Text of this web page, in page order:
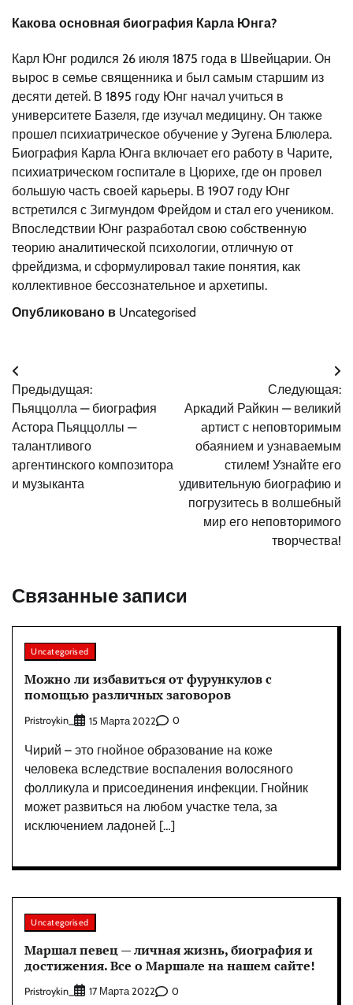
Какова основная биография Карла Юнга?
Карл Юнг родился 26 июля 1875 года в Швейцарии. Он
вырос в семье священника и был самым старшим из
десяти детей. В 1895 году Юнг начал учиться в
университете Базеля, где изучал медицину. Он также
прошел психиатрическое обучение у Эугена Блюлера.
Биография Карла Юнга включает его работу в Чарите,
психиатрическом госпитале в Цюрихе, где он провел
большую часть своей карьеры. В 1907 году Юнг
встретился с Зигмундом Фрейдом и стал его учеником.
Впоследствии Юнг разработал свою собственную
теорию аналитической психологии, отличную от
фрейдизма, и сформулировал такие понятия, как
коллективное бессознательное и архетипы.
Опубликовано в Uncategorised
Навигация
по
записям
Предыдущая:
Пьяццолла — биография
Астора Пьяццоллы —
талантливого
аргентинского композитора
и музыканта
Следующая:
Аркадий Райкин — великий
артист с неповторимым
обаянием и узнаваемым
стилем! Узнайте его
удивительную биографию и
погрузитесь в волшебный
мир его неповторимого
творчества!
Связанные записи
Uncategorised
Можно ли избавиться от фурункулов с
помощью различных заговоров
Pristroykin_ 15 Марта 2022 0
Чирий – это гнойное образование на коже
человека вследствие воспаления волосяного
фолликула и присоединения инфекции. Гнойник
может развиться на любом участке тела, за
исключением ладоней […]
Uncategorised
Маршал певец — личная жизнь, биография и
достижения. Все о Маршале на нашем сайте!
Pristroykin_ 17 Марта 2022 0